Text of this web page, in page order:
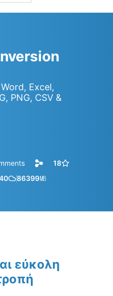
Excel,
PNG, CSV &
18
86399㎆︎
εύκολη